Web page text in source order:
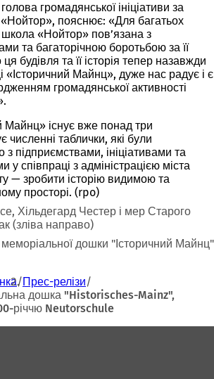
громадянської ініціативи за
пояснює: «Для багатьох
«Нойтор» пов’язана з
та багаторічною боротьбою за її
будівля та її історія тепер назавжди
«Історичний Майнц», дуже нас радує і є
громадянської активності
Майнц» існує вже понад три
численні таблички, які були
з підприємствами, ініціативами та
співпраці з адміністрацією міста
— зробити історію видимою та
просторі. (rpo)
Хільдегард Честер і мер Старого
(зліва направо)
меморіальної дошки "Історичний Майнц"
Прес-релізи
дошка "Historisches-Mainz",
річчю Neutorschule